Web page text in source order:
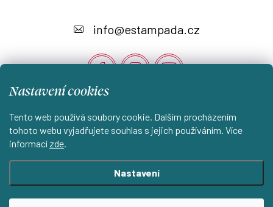
Nastavení cookies
Tento web používá soubory cookie. Dalším procházením
tohoto webu vyjadřujete souhlas s jejich používáním. Více
informací zde.
Nastavení
a
Instagram
info@estampada.cz
Shoptet.cz KantorStudio.cz